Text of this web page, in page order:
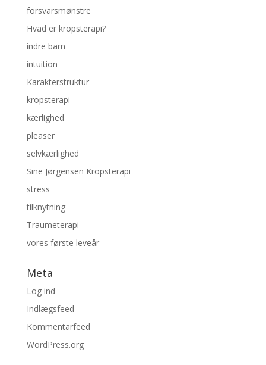
forsvarsmønstre
Hvad er kropsterapi?
indre barn
intuition
Karakterstruktur
kropsterapi
kærlighed
pleaser
selvkærlighed
Sine Jørgensen Kropsterapi
stress
tilknytning
Traumeterapi
vores første leveår
Meta
Log ind
Indlægsfeed
Kommentarfeed
WordPress.org